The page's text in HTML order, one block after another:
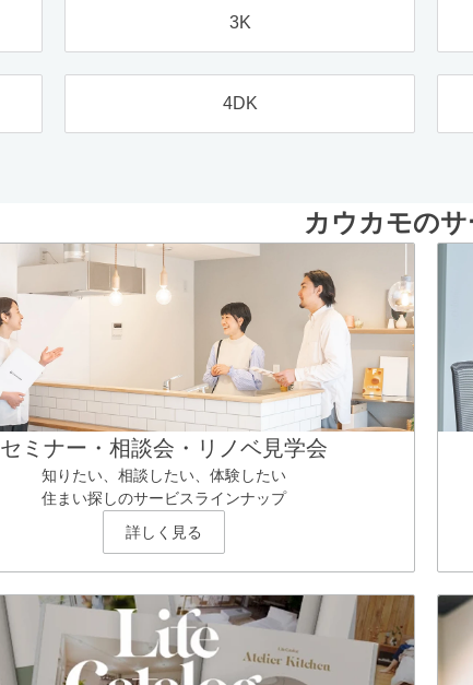
3K
4DK
カウカモのサ
セミナー・相談会・リノベ見学会
知りたい、相談したい、体験したい
住まい探しのサービスラインナップ
詳しく見る